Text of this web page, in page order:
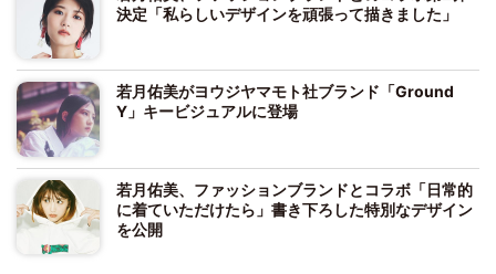
決定「私らしいデザインを頑張って描きました」
若月佑美がヨウジヤマモト社ブランド「Ground
Y」キービジュアルに登場
若月佑美、ファッションブランドとコラボ「日常的
に着ていただけたら」書き下ろした特別なデザイン
を公開